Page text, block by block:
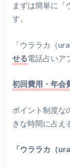
まずは簡単に「
す。
「ウララカ（
せる電話占いア
初回費用・年会
ポイント制度な
きな時間に占え
「ウララカ（